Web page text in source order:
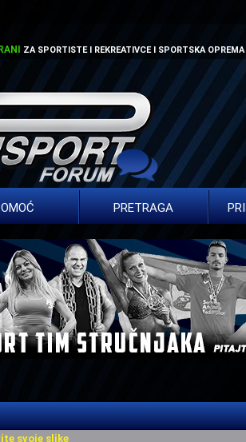
ZA SPORTISTE I REKREATIVCE I SPORTSKA OPREMA
PRETRAGA
svoje slike